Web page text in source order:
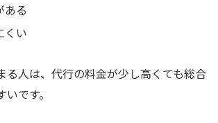
ある
くい
る人は、代行の料金が少し高くても総合
です。